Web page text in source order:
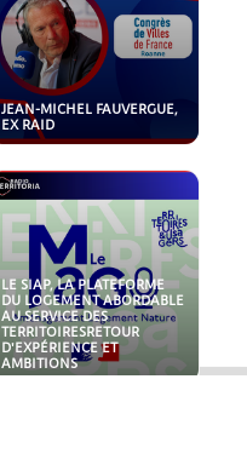
JEAN-MICHEL FAUVERGUE,
EX RAID
LE SIAP, LA PLATEFORME
DU LOGEMENT ABORDABLE
AU SERVICE DES
TERRITOIRESRETOUR
D'EXPÉRIENCE ET
AMBITIONS